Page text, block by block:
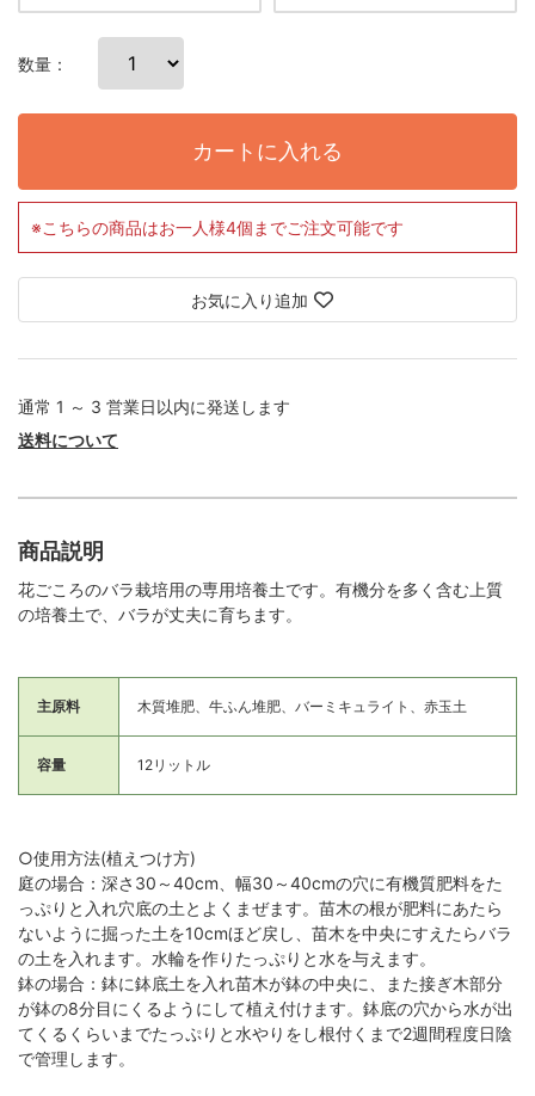
数量：
カートに入れる
※こちらの商品はお一人様4個までご注文可能です
お気に入り追加
通常 1 ～ 3 営業日以内に発送します
送料について
商品説明
花ごころのバラ栽培用の専用培養土です。有機分を多く含む上質
の培養土で、バラが丈夫に育ちます。
主原料 木質堆肥、牛ふん堆肥、バーミキュライト、赤玉土
容量 12リットル
○使用方法(植えつけ方)
庭の場合：深さ30～40cm、幅30～40cmの穴に有機質肥料をた
っぷりと入れ穴底の土とよくまぜます。苗木の根が肥料にあたら
ないように掘った土を10cmほど戻し、苗木を中央にすえたらバラ
の土を入れます。水輪を作りたっぷりと水を与えます。
鉢の場合：鉢に鉢底土を入れ苗木が鉢の中央に、また接ぎ木部分
が鉢の8分目にくるようにして植え付けます。鉢底の穴から水が出
てくるくらいまでたっぷりと水やりをし根付くまで2週間程度日陰
で管理します。